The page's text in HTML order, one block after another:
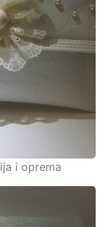
i oprema